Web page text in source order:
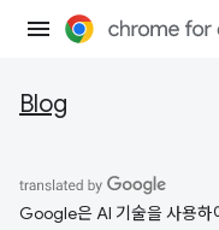
Blog
Google은 AI 기술을 사용하